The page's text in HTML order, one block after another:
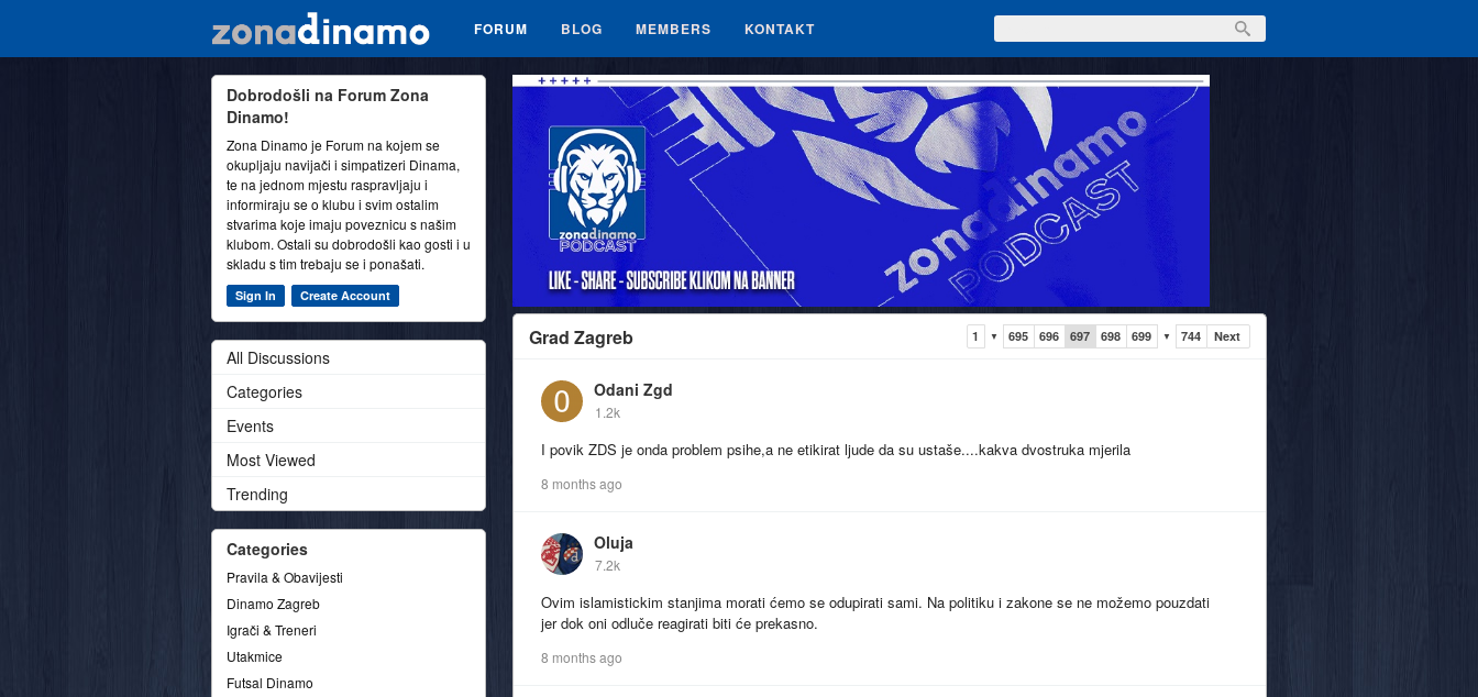
FORUM BLOG MEMBERS KONTAKT
Grad Zagreb 1 ▼ 695 696 697 698 699 ▼ 744 Next
Odani Zgd
1.2k
I povik ZDS je onda problem psihe,a ne etikirat ljude da su ustaše....kakva dvostruka mjerila
8 months ago
Oluja
7.2k
Ovim islamistickim stanjima morati ćemo se odupirati sami. Na politiku i zakone se ne možemo pouzdati
jer dok oni odluče reagirati biti će prekasno.
8 months ago
Dobrodošli na Forum Zona
Dinamo!
Zona Dinamo je Forum na kojem se
okupljaju navijači i simpatizeri Dinama,
te na jednom mjestu raspravljaju i
informiraju se o klubu i svim ostalim
stvarima koje imaju poveznicu s našim
klubom. Ostali su dobrodošli kao gosti i u
skladu s tim trebaju se i ponašati.
Sign In Create Account
All Discussions
Categories
Events
Most Viewed
Trending
Categories
Pravila & Obavijesti
Dinamo Zagreb
Igrači & Treneri
Utakmice
Futsal Dinamo